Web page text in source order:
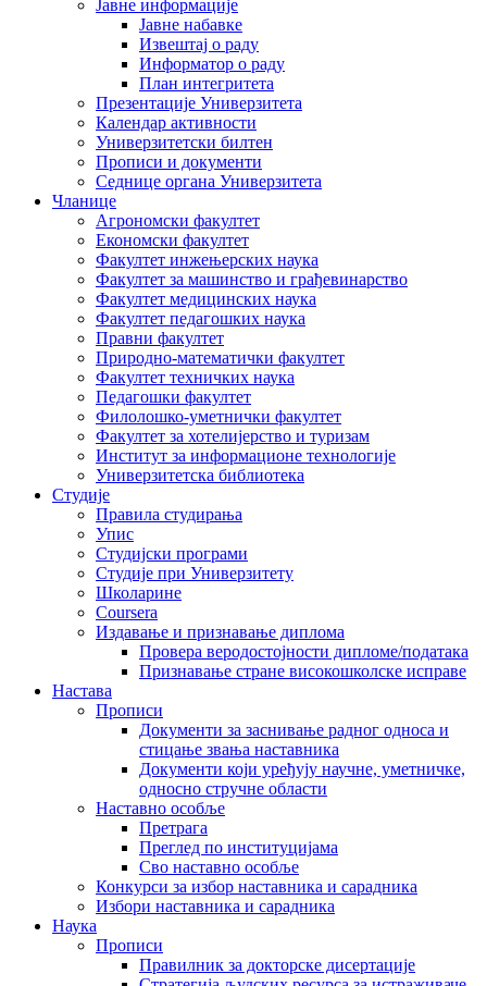
Јавне информације
Јавне набавке
Извештај о раду
Информатор о раду
План интегритета
Презентације Универзитета
Календар активности
Универзитетски билтен
Прописи и документи
Седнице органа Универзитета
Чланице
Агрономски факултет
Економски факултет
Факултет инжењерских наука
Факултет за машинство и грађевинарство
Факултет медицинских наука
Факултет педагошких наука
Правни факултет
Природно-математички факултет
Факултет техничких наука
Педагошки факултет
Филолошко-уметнички факултет
Факултет за хотелијерство и туризам
Институт за информационе технологије
Универзитетска библиотека
Студије
Правила студирања
Упис
Студијски програми
Студије при Универзитету
Школарине
Coursera
Издавање и признавање диплома
Провера веродостојности дипломе/података
Признавање стране високошколске исправе
Настава
Прописи
Документи за заснивање радног односа и
стицање звања наставника
Документи који уређују научне, уметничке,
односно стручне области
Наставно особље
Претрага
Преглед по институцијама
Сво наставно особље
Конкурси за избор наставника и сарадника
Избори наставника и сарадника
Наука
Прописи
Правилник за докторске дисертације